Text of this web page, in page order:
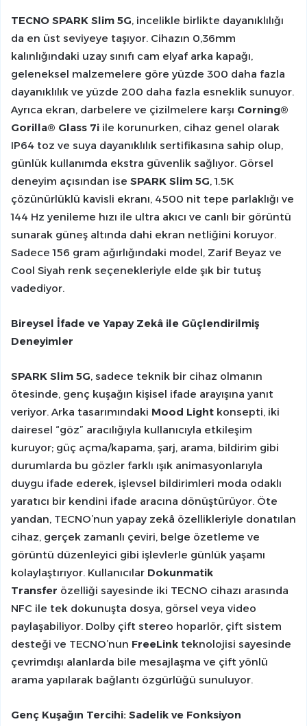
TECNO SPARK Slim 5G, incelikle birlikte dayanıklılığı
da en üst seviyeye taşıyor. Cihazın 0,36mm
kalınlığındaki uzay sınıfı cam elyaf arka kapağı,
geleneksel malzemelere göre yüzde 300 daha fazla
dayanıklılık ve yüzde 200 daha fazla esneklik sunuyor.
Ayrıca ekran, darbelere ve çizilmelere karşı Corning®
Gorilla® Glass 7i ile korunurken, cihaz genel olarak
IP64 toz ve suya dayanıklılık sertifikasına sahip olup,
günlük kullanımda ekstra güvenlik sağlıyor. Görsel
deneyim açısından ise SPARK Slim 5G, 1.5K
çözünürlüklü kavisli ekranı, 4500 nit tepe parlaklığı ve
144 Hz yenileme hızı ile ultra akıcı ve canlı bir görüntü
sunarak güneş altında dahi ekran netliğini koruyor.
Sadece 156 gram ağırlığındaki model, Zarif Beyaz ve
Cool Siyah renk seçenekleriyle elde şık bir tutuş
vadediyor.
Bireysel İfade ve Yapay Zekâ ile Güçlendirilmiş
Deneyimler
SPARK Slim 5G, sadece teknik bir cihaz olmanın
ötesinde, genç kuşağın kişisel ifade arayışına yanıt
veriyor. Arka tasarımındaki Mood Light konsepti, iki
dairesel “göz” aracılığıyla kullanıcıyla etkileşim
kuruyor; güç açma/kapama, şarj, arama, bildirim gibi
durumlarda bu gözler farklı ışık animasyonlarıyla
duygu ifade ederek, işlevsel bildirimleri moda odaklı
yaratıcı bir kendini ifade aracına dönüştürüyor. Öte
yandan, TECNO’nun yapay zekâ özellikleriyle donatılan
cihaz, gerçek zamanlı çeviri, belge özetleme ve
görüntü düzenleyici gibi işlevlerle günlük yaşamı
kolaylaştırıyor. Kullanıcılar Dokunmatik
Transfer özelliği sayesinde iki TECNO cihazı arasında
NFC ile tek dokunuşta dosya, görsel veya video
paylaşabiliyor. Dolby çift stereo hoparlör, çift sistem
desteği ve TECNO’nun FreeLink teknolojisi sayesinde
çevrimdışı alanlarda bile mesajlaşma ve çift yönlü
arama yapılarak bağlantı özgürlüğü sunuluyor.
Genç Kuşağın Tercihi: Sadelik ve Fonksiyon